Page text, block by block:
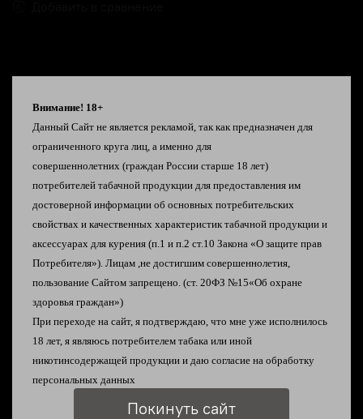
Описание
Это 8 ягодных напитков для грядущих знойных
летних дней
Кислая вишня
Ледяная ежевика
Лесная земляника
Свежая смородина
🧃Сладкая клюква
🫐 Сочная черника
Спелая малина
Терпкая брусника
Внимание! 18+
Данный Сайт не является рекламой, так как предназначен для
ограниченного круга лиц, а именно для
совершеннолетних (граждан России старше 18 лет)
потребителей табачной продукции для предоставления им
достоверной информации об основных потребительских
свойствах и качественных характеристик табачной продукции и
аксессуарах для курения (п.1 и п.2 ст.10 Закона «О защите прав
Потребителя»). Лицам ,не достигшим совершеннолетия,
пользование Сайтом запрещено. (ст. 20ФЗ №15«Об охране
здоровья граждан»)
При переходе на сайт, я подтверждаю, что мне уже исполнилось
18 лет, я являюсь потребителем табака или иной
никотинсодержащей продукции и даю согласие на обработку
персональных данных
Покинуть сайт